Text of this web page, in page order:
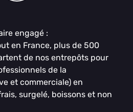
engagé :
en France, plus de 500
de nos entrepôts pour
de la
et commerciale) en
surgelé, boissons et non